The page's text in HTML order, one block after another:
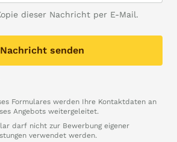
dieser Nachricht per E-Mail.
Nachricht senden
Formulares werden Ihre Kontaktdaten an
Angebots weitergeleitet.
darf nicht zur Bewerbung eigener
verwendet werden.